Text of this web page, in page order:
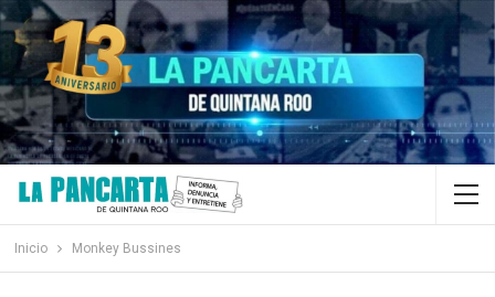
Inicio Monkey Bussines